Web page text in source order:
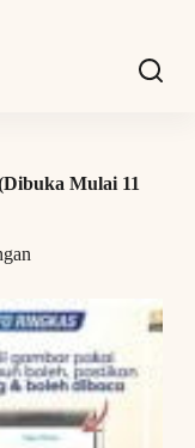
Mulai 11